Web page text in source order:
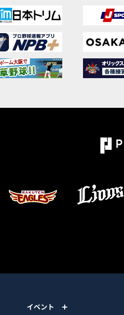
イベント